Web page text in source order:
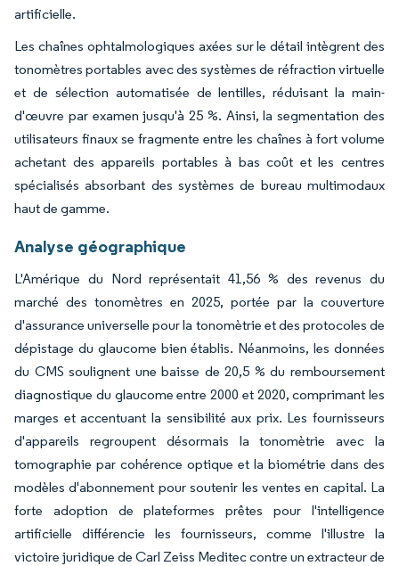
artificielle.
Les chaînes ophtalmologiques axées sur le détail intègrent des
tonomètres portables avec des systèmes de réfraction virtuelle
et de sélection automatisée de lentilles, réduisant la main-
d'œuvre par examen jusqu'à 25 %. Ainsi, la segmentation des
utilisateurs finaux se fragmente entre les chaînes à fort volume
achetant des appareils portables à bas coût et les centres
spécialisés absorbant des systèmes de bureau multimodaux
haut de gamme.
Analyse géographique
L'Amérique du Nord représentait 41,56 % des revenus du
marché des tonomètres en 2025, portée par la couverture
d'assurance universelle pour la tonomètrie et des protocoles de
dépistage du glaucome bien établis. Néanmoins, les données
du CMS soulignent une baisse de 20,5 % du remboursement
diagnostique du glaucome entre 2000 et 2020, comprimant les
marges et accentuant la sensibilité aux prix. Les fournisseurs
d'appareils regroupent désormais la tonomètrie avec la
tomographie par cohérence optique et la biométrie dans des
modèles d'abonnement pour soutenir les ventes en capital. La
forte adoption de plateformes prêtes pour l'intelligence
artificielle différencie les fournisseurs, comme l'illustre la
victoire juridique de Carl Zeiss Meditec contre un extracteur de